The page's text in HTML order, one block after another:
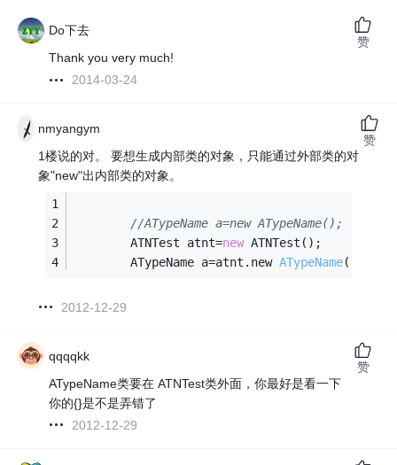
Do下去
Thank you very much!
2014-03-24
赞
nmyangym
1楼说的对。 要想生成内部类的对象，只能通过外部类的对
象"new"出内部类的对象。
//ATypeName a=new ATypeName();  //出错
		ATNTest atnt=
new
		ATypeName a=atnt.
new ATypeName()
2012-12-29
赞
qqqqkk
ATypeName类要在 ATNTest类外面，你最好是看一下
你的{}是不是弄错了
2012-12-29
赞